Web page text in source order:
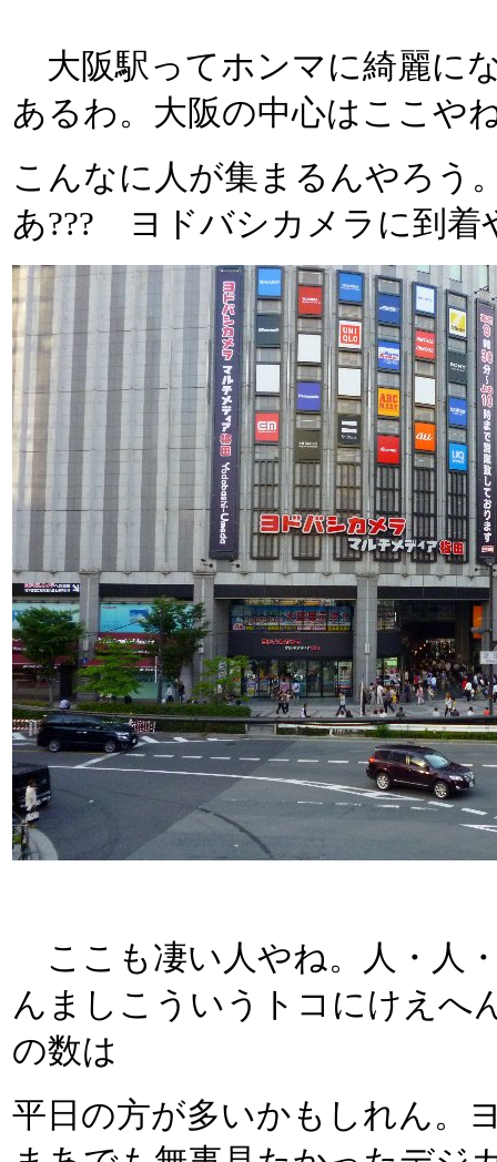
大阪駅ってホンマに綺麗に
あるわ。大阪の中心はここや
こんなに人が集まるんやろう
あ??? ヨドバシカメラに到着
ここも凄い人やね。人・人
んましこういうトコにけえへ
の数は
平日の方が多いかもしれん。